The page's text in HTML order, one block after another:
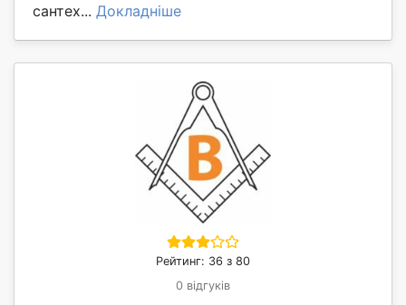
сантех... Докладніше
Рейтинг: 36 з 80
0 відгуків